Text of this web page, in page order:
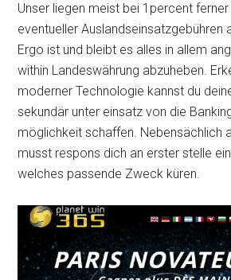
Unser liegen meist bei 1percent
eventueller Auslandseinsatzgebühren
Ergo ist und bleibt es alles in allem
within Landeswährung abzuheben.
moderner Technologie kannst du
sekundär unter einsatz von die
möglichkeit schaffen. Nebensächlich
musst respons dich an erster stelle
welches passende Zweck küren.